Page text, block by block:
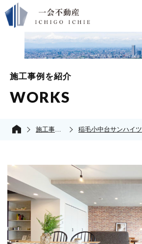
施工事例を紹介
WORKS
施工事例の紹介 稲毛小中台サンハイツ